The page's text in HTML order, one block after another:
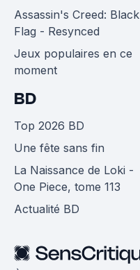
Assassin's Creed: Black
Flag - Resynced
Jeux populaires en ce
moment
BD
Top 2026 BD
Une fête sans fin
La Naissance de Loki -
One Piece, tome 113
Actualité BD